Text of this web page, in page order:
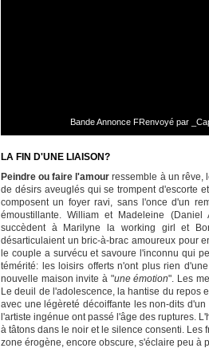
Bande Annonce FRenvoyé par
LA FIN D'UNE LIAISON?
Peindre ou faire l'amour ressemble à un rêve,
de désirs aveuglés qui se trompent d'escorte
composent un foyer ravi, sans l'once d'un
émoustillante. William et Madeleine
succèdent à Marilyne la working girl et
désarticulaient un bric-à-brac amoureux pour
le couple a survécu et savoure l'inconnu qui
témérité: les loisirs offerts n'ont plus rien
nouvelle maison invite à "une émotion". Les
Le deuil de l'adolescence, la hantise du repos
avec une légèreté décoiffante les non-dits
l'artiste ingénue ont passé l'âge des ruptures.
à tâtons dans le noir et le silence consenti.
zone érogène, encore obscure, s'éclaire peu à